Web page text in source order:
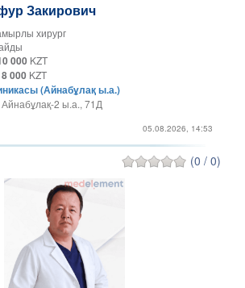
Закирович
хирург
000 KZT
8 000 KZT
(Айнабұлақ ы.а.)
2 ы.а., 71Д
05.08.2026, 14:53
(0 / 0)